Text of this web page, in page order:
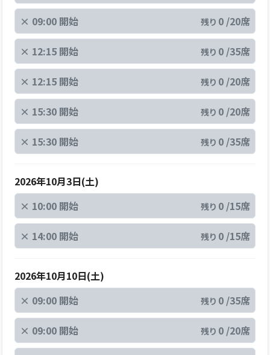
× 09:00 開始 残り0 /20席
× 12:15 開始 残り0 /35席
× 12:15 開始 残り0 /20席
× 15:30 開始 残り0 /20席
× 15:30 開始 残り0 /35席
2026年10月3日(土)
× 10:00 開始 残り0 /15席
× 14:00 開始 残り0 /15席
2026年10月10日(土)
× 09:00 開始 残り0 /35席
× 09:00 開始 残り0 /20席